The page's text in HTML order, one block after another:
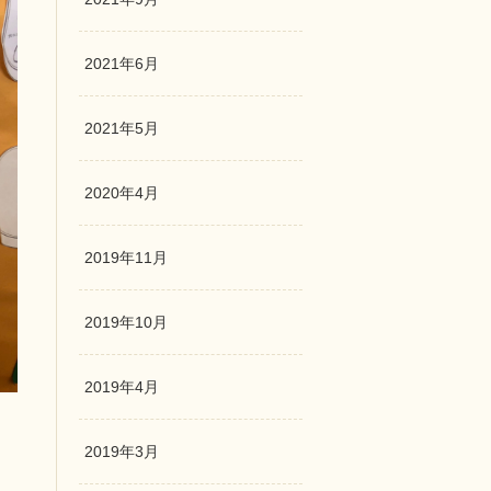
2021年6月
2021年5月
2020年4月
2019年11月
2019年10月
2019年4月
2019年3月